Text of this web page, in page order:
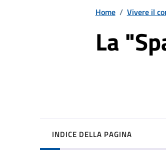
Home / Vivere il
La
INDICE DELLA PAGINA